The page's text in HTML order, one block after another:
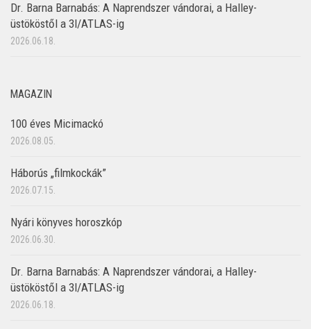
Dr. Barna Barnabás: A Naprendszer vándorai, a Halley-
üstököstől a 3I/ATLAS-ig
2026.06.18.
MAGAZIN
100 éves Micimackó
2026.08.05.
Háborús „filmkockák”
2026.07.15.
Nyári könyves horoszkóp
2026.06.30.
Dr. Barna Barnabás: A Naprendszer vándorai, a Halley-
üstököstől a 3I/ATLAS-ig
2026.06.18.